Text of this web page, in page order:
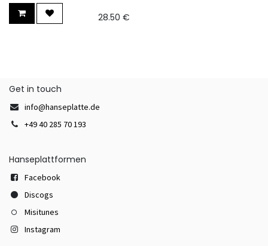
28.50 €
Get in touch
info@hanseplatte.de
+49 40 285 70 193
Hanseplattformen
Facebook
Discogs
Misitunes
Instagram